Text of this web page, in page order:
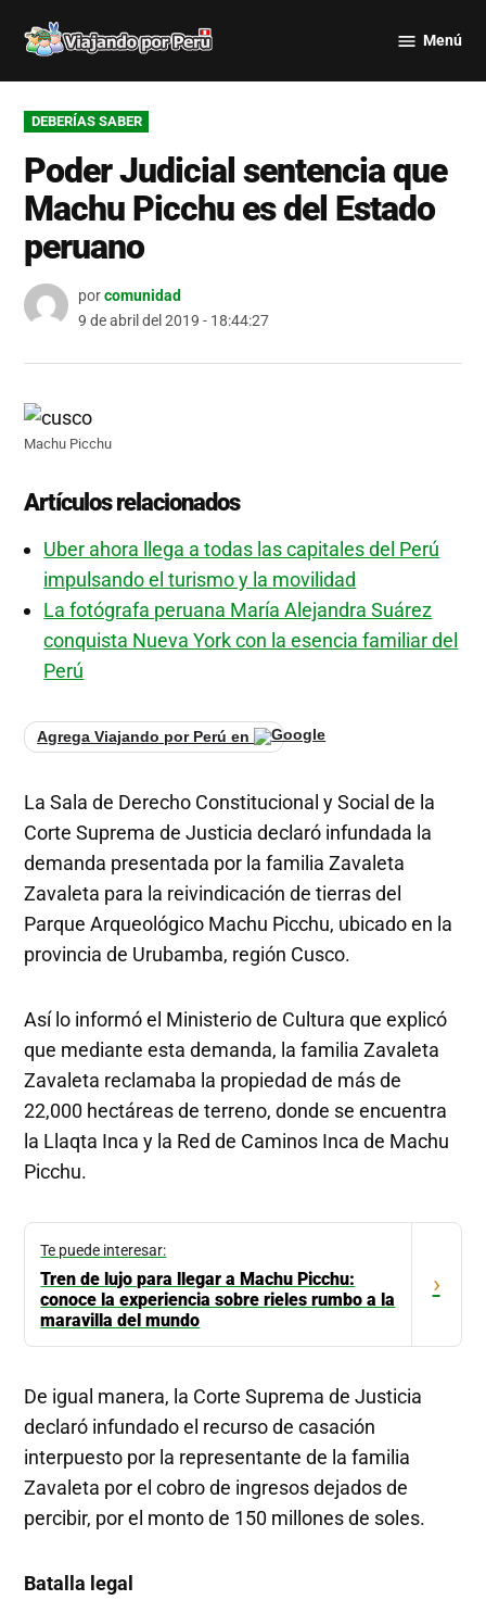
por Perú
Menú
PUBLICADO
EN
DEBERÍAS SABER
Poder Judicial sentencia que
Machu Picchu es del Estado
peruano
porcomunidad
9 de abril del 2019 - 18:44:27
Machu Picchu
Artículos relacionados
Uber ahora llega a todas las capitales del Perú
impulsando el turismo y la movilidad
La fotógrafa peruana María Alejandra Suárez
conquista Nueva York con la esencia familiar del
Perú
Agrega Viajando por Perú en
La Sala de Derecho Constitucional y Social de la
Corte Suprema de Justicia declaró infundada la
demanda presentada por la familia Zavaleta
Zavaleta para la reivindicación de tierras del
Parque Arqueológico Machu Picchu, ubicado en la
provincia de Urubamba, región Cusco.
Así lo informó el Ministerio de Cultura que explicó
que mediante esta demanda, la familia Zavaleta
Zavaleta reclamaba la propiedad de más de
22,000 hectáreas de terreno, donde se encuentra
la Llaqta Inca y la Red de Caminos Inca de Machu
Picchu.
Te puede interesar:
Tren de lujo para llegar a Machu Picchu:
conoce la experiencia sobre rieles rumbo a la
maravilla del mundo
›
De igual manera, la Corte Suprema de Justicia
declaró infundado el recurso de casación
interpuesto por la representante de la familia
Zavaleta por el cobro de ingresos dejados de
percibir, por el monto de 150 millones de soles.
Batalla legal